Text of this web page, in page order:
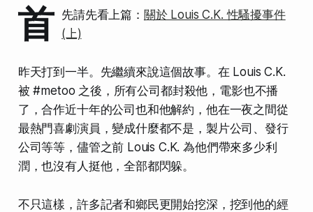
首 先請先看上篇： 關於 Louis C.K. 性騷擾事件
(上)
昨天打到一半。先繼續來說這個故事。在 Louis C.K.
被 #metoo 之後，所有公司都封殺他，電影也不播
了，合作近十年的公司也和他解約，他在一夜之間從
最熱門喜劇演員，變成什麼都不是，製片公司、發行
公司等等，儘管之前 Louis C.K. 為他們帶來多少利
潤，也沒有人挺他，全部都閃躲。
不只這樣，許多記者和鄉民更開始挖深，挖到他的經